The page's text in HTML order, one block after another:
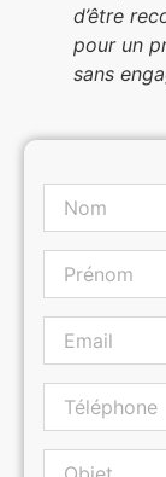
d’être
pour un
sans